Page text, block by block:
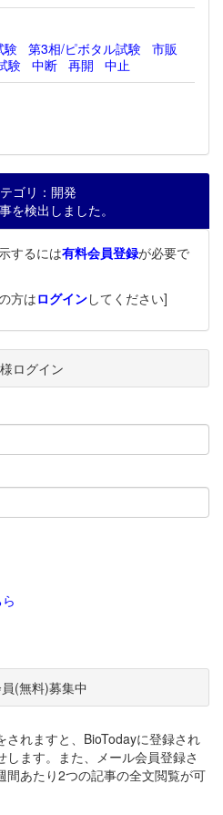
験 第3相/ピボタル試験 市販
験 中断 再開
中止
ゴリ：開発
を検出しました。
するには有料会員登録が必要で
方はログインしてください]
ログイン
(無料)募集中
されますと、BioTodayに登録され
ます。また、メール会員登録さ
間あたり2つの記事の全文閲覧が可